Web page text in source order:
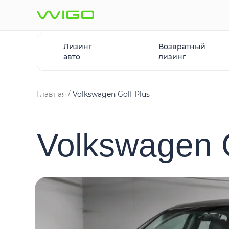
Лизинг
авто
Возвратный
лизинг
Главная Volkswagen Golf Plus
Volkswagen